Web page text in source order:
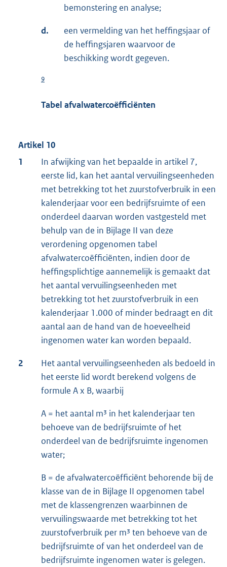
bemonstering en analyse;
d.
een vermelding van het heffingsjaar of
de heffingsjaren waarvoor de
beschikking wordt gegeven.
9
Tabel afvalwatercoëfficiënten
Artikel 10
1
In afwijking van het bepaalde in artikel 7,
eerste lid, kan het aantal vervuilingseenheden
met betrekking tot het zuurstofverbruik in een
kalenderjaar voor een bedrijfsruimte of een
onderdeel daarvan worden vastgesteld met
behulp van de in Bijlage II van deze
verordening opgenomen tabel
afvalwatercoëfficiënten, indien door de
heffingsplichtige aannemelijk is gemaakt dat
het aantal vervuilingseenheden met
betrekking tot het zuurstofverbruik in een
kalenderjaar 1.000 of minder bedraagt en dit
aantal aan de hand van de hoeveelheid
ingenomen water kan worden bepaald.
2
Het aantal vervuilingseenheden als bedoeld in
het eerste lid wordt berekend volgens de
formule A x B, waarbij
A = het aantal m³ in het kalenderjaar ten
behoeve van de bedrijfsruimte of het
onderdeel van de bedrijfsruimte ingenomen
water;
B = de afvalwatercoëfficiënt behorende bij de
klasse van de in Bijlage II opgenomen tabel
met de klassengrenzen waarbinnen de
vervuilingswaarde met betrekking tot het
zuurstofverbruik per m³ ten behoeve van de
bedrijfsruimte of van het onderdeel van de
bedrijfsruimte ingenomen water is gelegen.